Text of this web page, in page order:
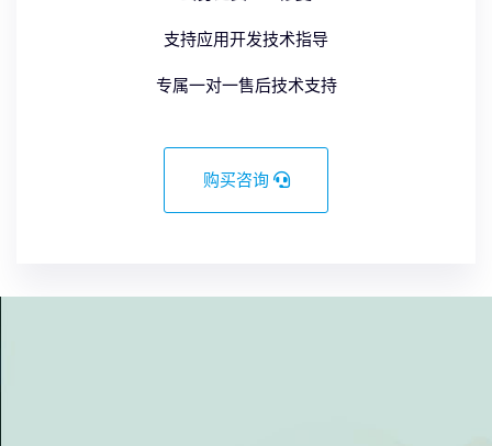
支持应用开发技术指导
专属一对一售后技术支持
购买咨询